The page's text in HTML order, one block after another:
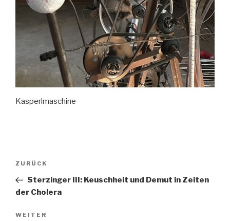
Kasperlmaschine
Beitragsnavigation
Vorheriger
Beitrag
ZURÜCK
Sterzinger III: Keuschheit und Demut in Zeiten
der Cholera
Nächster
WEITER